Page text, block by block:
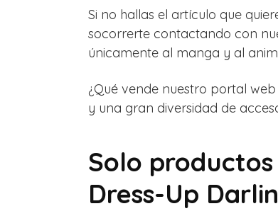
Si no hallas el artículo que
socorrerte contactando con
únicamente al manga y al
¿Qué vende nuestro portal
y una gran diversidad de
Solo
Dress-Up